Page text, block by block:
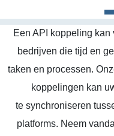
Een API koppeling
bedrijven die tijd en
taken en processen.
koppelingen kan
te synchroniseren
platforms. Neem